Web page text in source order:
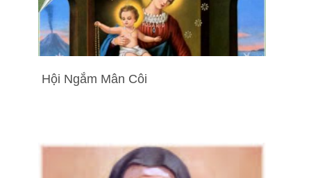
Hội Ngắm Mân Côi